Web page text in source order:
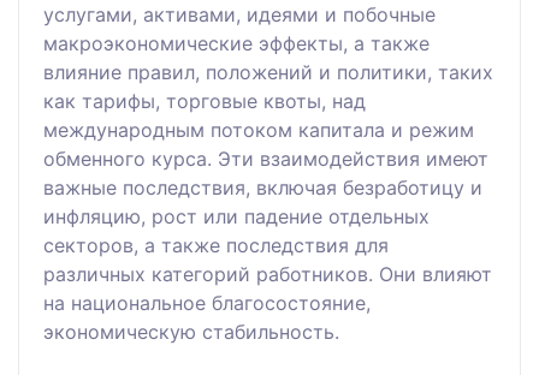
услугами, активами, идеями и побочные
макроэкономические эффекты, а также
влияние правил, положений и политики, таких
как тарифы, торговые квоты, над
международным потоком капитала и режим
обменного курса. Эти взаимодействия имеют
важные последствия, включая безработицу и
инфляцию, рост или падение отдельных
секторов, а также последствия для
различных категорий работников. Они влияют
на национальное благосостояние,
экономическую стабильность.